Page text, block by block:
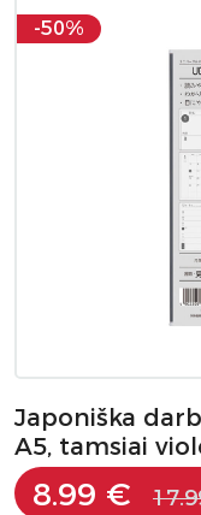
-50%
Japoniška
A5, tamsiai
8.99 €